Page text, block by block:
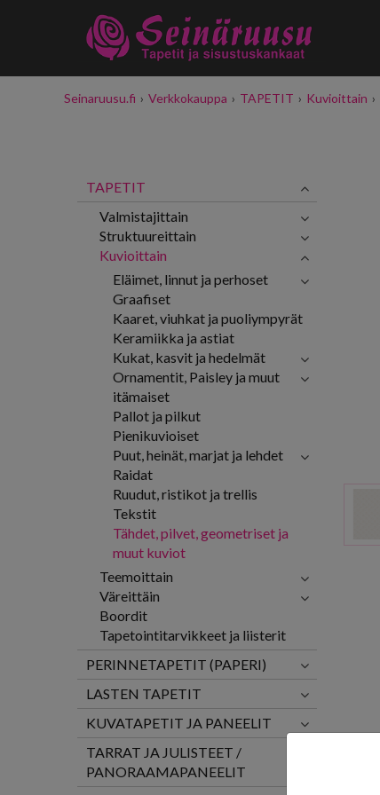
Seinaruusu.fi › Verkkokauppa › TAPETIT › Kuvioittain ›
TAPETIT
Valmistajittain
Struktuureittain
Kuvioittain
Eläimet, linnut ja perhoset
Graafiset
Kaaret, viuhkat ja puoliympyrät
Keramiikka ja astiat
Kukat, kasvit ja hedelmät
Ornamentit, Paisley ja muut
itämaiset
Pallot ja pilkut
Pienikuvioiset
Puut, heinät, marjat ja lehdet
Raidat
Ruudut, ristikot ja trellis
Tekstit
Tähdet, pilvet, geometriset ja
muut kuviot
Teemoittain
Väreittäin
Boordit
Tapetointitarvikkeet ja liisterit
PERINNETAPETIT (PAPERI)
LASTEN TAPETIT
KUVATAPETIT JA PANEELIT
TARRAT JA JULISTEET /
PANORAAMAPANEELIT